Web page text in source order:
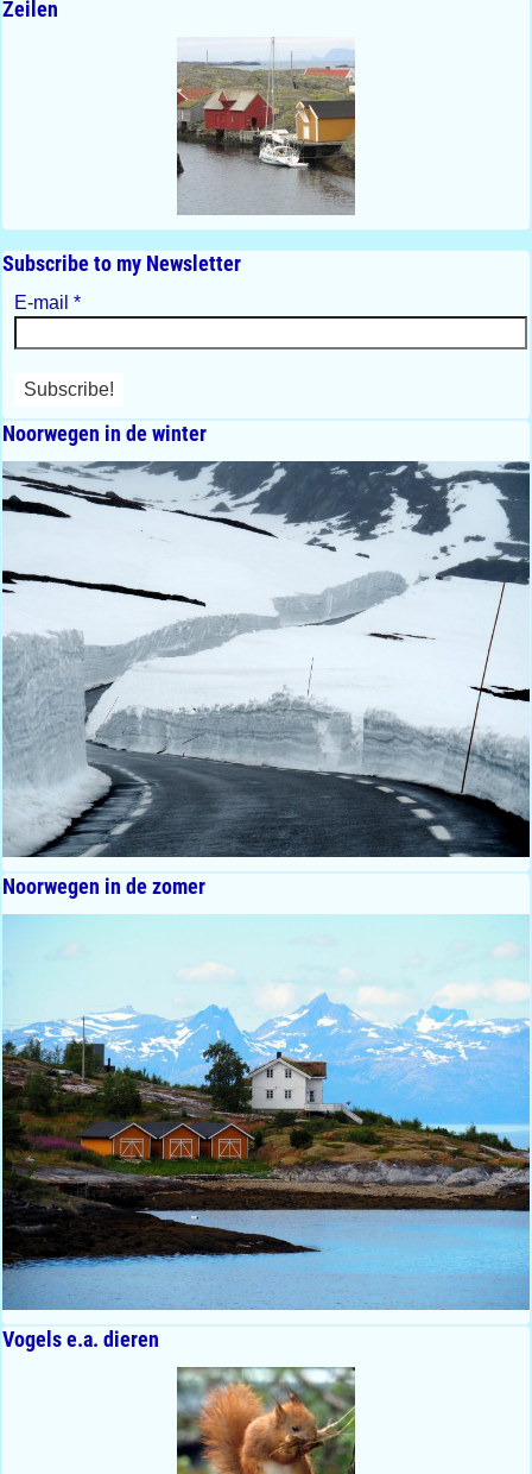
Zeilen
Subscribe to my Newsletter
E-mail *
Noorwegen in de winter
Noorwegen in de zomer
Vogels e.a. dieren